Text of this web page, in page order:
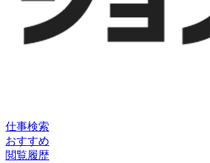
仕事検索
おすすめ
閲覧履歴